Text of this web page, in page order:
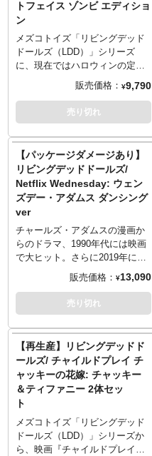
からない表情まで、LDDにピッ
タリなキャラクター。髪型まで
LDDらしさ満点です！
※パッケージは輸送用となりま
すため、パッケージに多少の傷
トフェイス ゾンビ エディショ
ン
メズコトイズ「リビングデッド
ドールズ（LDD）」シリーズ
に、現在ではハロウィンの定番
コスプレとして知られる殺人鬼
ゴーストフェイスふたたび！ウ
ェス・クレイヴンによる映画
『スクリーム』シリーズや、非
ションゲーム『Dead by
Daylight』へのコラボ参戦でも知
られる、恐怖の象徴であるゴー
ストフェイス。エドヴァルド・
ムンクの芸術作品『叫び The
Scream』からインスピレーショ
ンを受けてデザインされたマス
ク部が、今度はゾンビ風なデザ
インに！塗装が剝げ落ちたり、
人々を「恐怖」させてきたよう
な姿になりました。真っ黒のロ
ーブ、手にはハンティングナイ
同じながら、その気味悪さは倍
増！？
販売価格： ¥9,790
売り切れ
【パッケージダメージあり】
リビングデッドドールズ/
Netflix Wednesday: ウェン
ズデー・アダムス ダンシング
ver
チャールズ・アダムスの漫画か
らのドラマ、1990年代には映画
で大ヒット。さらに2019年には
アニメーション化と、マルチな
展開をみせる『アダムス・ファ
ミリー』。その最新作としてあ
の鬼才ティム・バートンが製作
に加わり、大反響のNetflixオリ
ジナルドラマ『Wednesday』！
ジェナ・オルテガ演じる主人公
ウェンズデー・アダムス、メズ
コの「リビングデッドドール
ズ」シリーズから再登場となり
ました。今回はジェナ・オルテ
ガ本人が振付した「クセ強ダン
ス（公式命名）」な姿。チョイ
スまでクセが強い！LDDアレン
販売価格： ¥13,090
売り切れ
【再生産】リビングデッドド
ールズ/ チャイルドプレイ チ
ャッキーの花嫁: チャッキー
＆ティファニー 2体セッ
ト
メズコトイズ「リビングデッド
ドールズ（LDD）」シリーズか
ら、映画『チャイルドプレイ』